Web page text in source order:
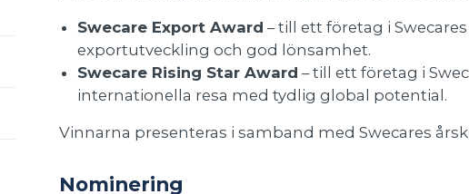
Swecare Export Award – till ett företag i
exportutveckling och god lönsamhet.
Swecare Rising Star Award – till ett företag i
internationella resa med tydlig global potential.
Vinnarna presenteras i samband med Swecares
Nominering